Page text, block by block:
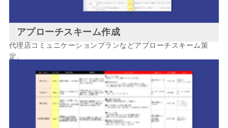
アプローチスキーム作成
代理店コミュニケーションプランなどアプローチスキーム策
定。